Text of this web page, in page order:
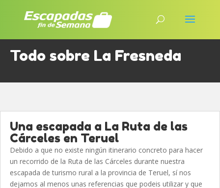
Todo sobre La Fresneda
Una escapada a La Ruta de las
Cárceles en Teruel
Debido a que no existe ningún itinerario concreto para hacer
un recorrido de la Ruta de las Cárceles durante nuestra
escapada de turismo rural a la provincia de Teruel, sí nos
dejamos al menos unas referencias que podeis utilizar y que